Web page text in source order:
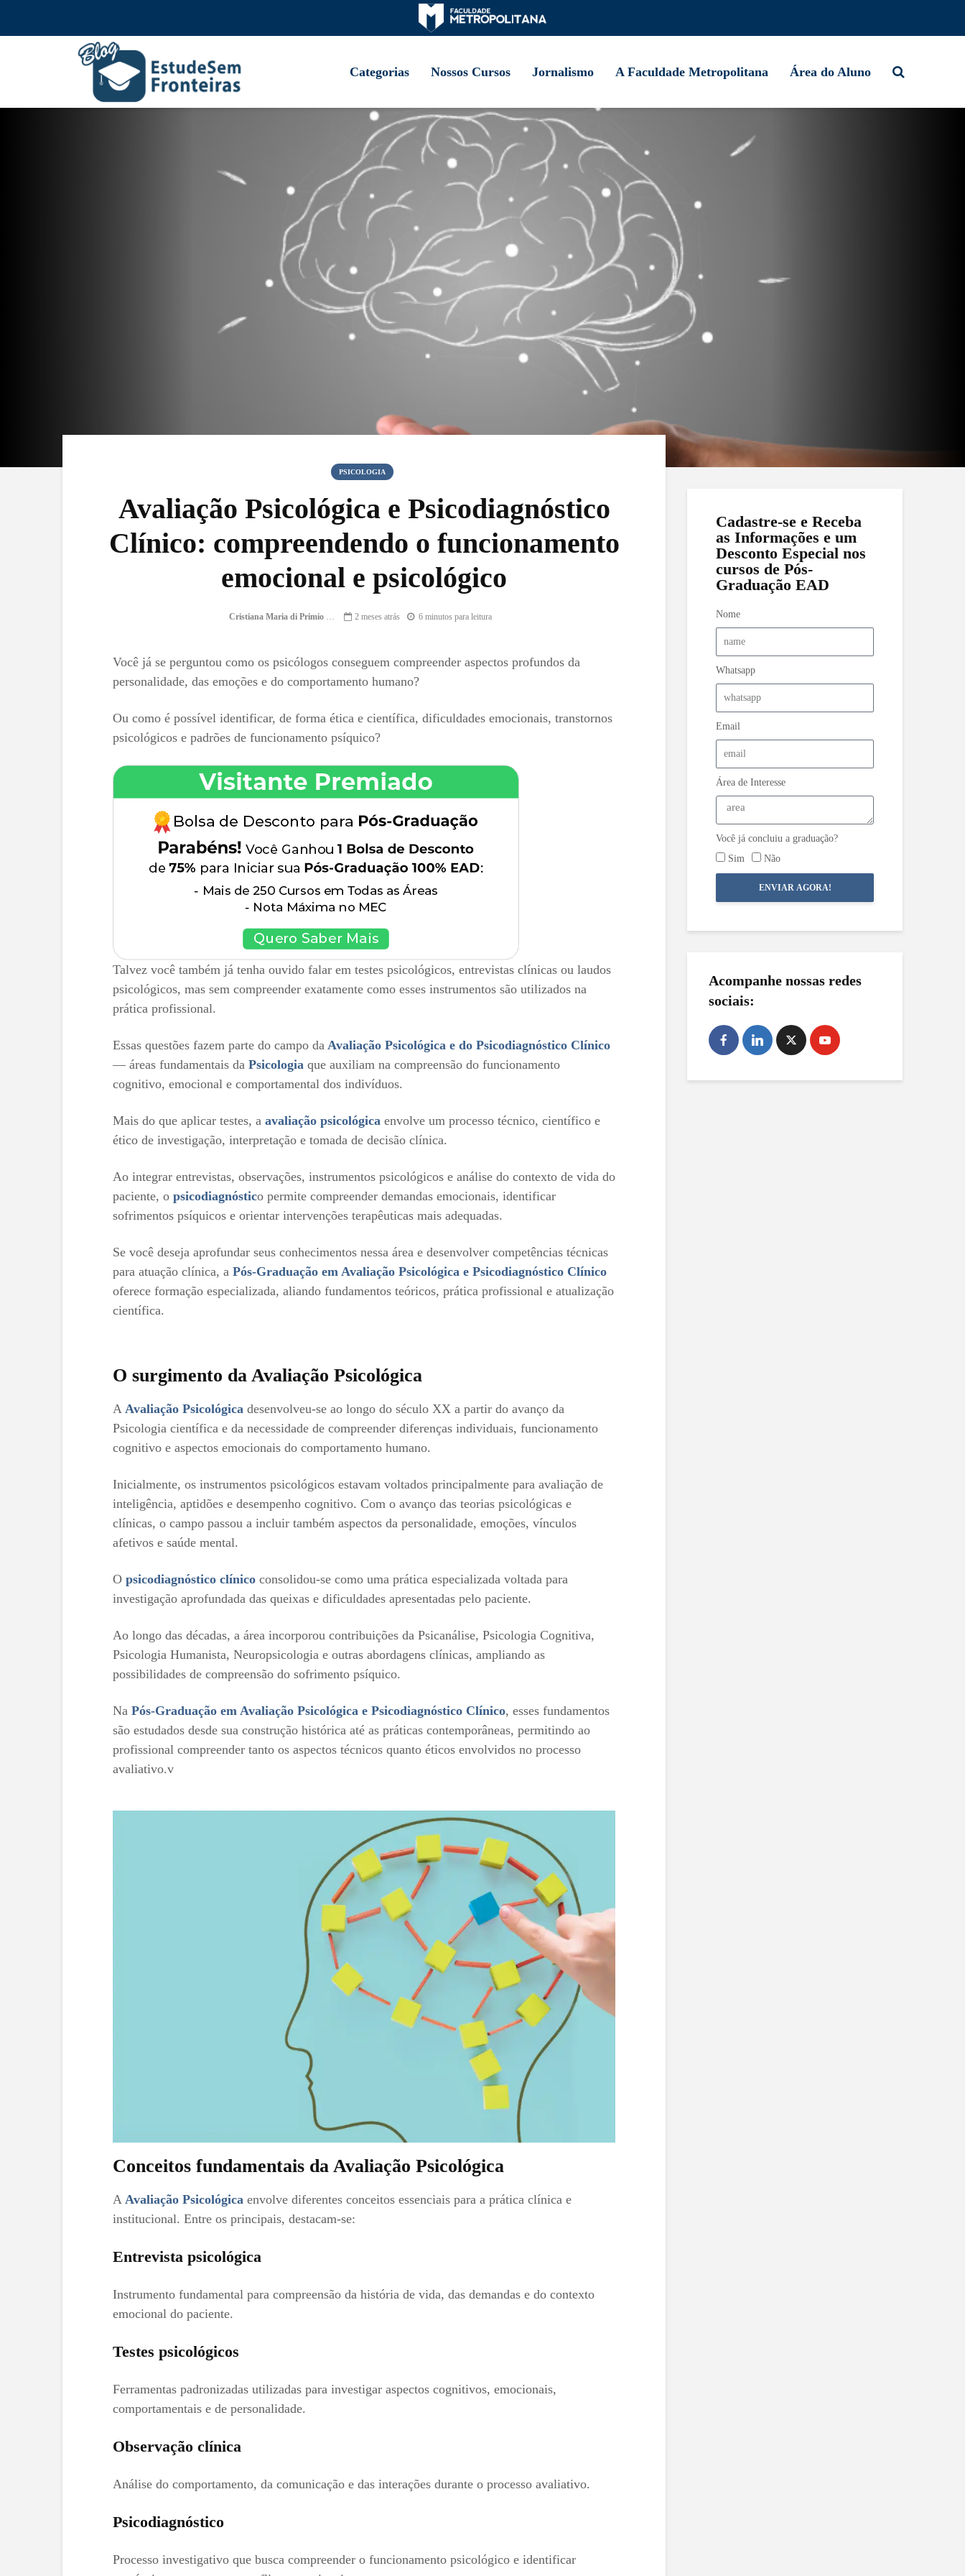
Categorias Nossos Cursos Jornalismo A Faculdade Metropolitana Área do Aluno
PSICOLOGIA
Avaliação Psicológica e Psicodiagnóstico
Clínico: compreendendo o funcionamento
emocional e psicológico
Cristiana Maria di Primio Gonçalves 2 meses atrás 6 minutos para leitura
Você já se perguntou como os psicólogos conseguem compreender aspectos profundos da
personalidade, das emoções e do comportamento humano?
Ou como é possível identificar, de forma ética e científica, dificuldades emocionais, transtornos
psicológicos e padrões de funcionamento psíquico?
Talvez você também já tenha ouvido falar em testes psicológicos, entrevistas clínicas ou laudos
psicológicos, mas sem compreender exatamente como esses instrumentos são utilizados na
prática profissional.
Essas questões fazem parte do campo da Avaliação Psicológica e do Psicodiagnóstico Clínico
— áreas fundamentais da Psicologia que auxiliam na compreensão do funcionamento
cognitivo, emocional e comportamental dos indivíduos.
Mais do que aplicar testes, a avaliação psicológica envolve um processo técnico, científico e
ético de investigação, interpretação e tomada de decisão clínica.
Ao integrar entrevistas, observações, instrumentos psicológicos e análise do contexto de vida do
paciente, o psicodiagnóstico permite compreender demandas emocionais, identificar
sofrimentos psíquicos e orientar intervenções terapêuticas mais adequadas.
Se você deseja aprofundar seus conhecimentos nessa área e desenvolver competências técnicas
para atuação clínica, a Pós-Graduação em Avaliação Psicológica e Psicodiagnóstico Clínico
oferece formação especializada, aliando fundamentos teóricos, prática profissional e atualização
científica.
O surgimento da Avaliação Psicológica
A Avaliação Psicológica desenvolveu-se ao longo do século XX a partir do avanço da
Psicologia científica e da necessidade de compreender diferenças individuais, funcionamento
cognitivo e aspectos emocionais do comportamento humano.
Inicialmente, os instrumentos psicológicos estavam voltados principalmente para avaliação de
inteligência, aptidões e desempenho cognitivo. Com o avanço das teorias psicológicas e
clínicas, o campo passou a incluir também aspectos da personalidade, emoções, vínculos
afetivos e saúde mental.
O psicodiagnóstico clínico consolidou-se como uma prática especializada voltada para
investigação aprofundada das queixas e dificuldades apresentadas pelo paciente.
Ao longo das décadas, a área incorporou contribuições da Psicanálise, Psicologia Cognitiva,
Psicologia Humanista, Neuropsicologia e outras abordagens clínicas, ampliando as
possibilidades de compreensão do sofrimento psíquico.
Na Pós-Graduação em Avaliação Psicológica e Psicodiagnóstico Clínico, esses fundamentos
são estudados desde sua construção histórica até as práticas contemporâneas, permitindo ao
profissional compreender tanto os aspectos técnicos quanto éticos envolvidos no processo
avaliativo.v
Conceitos fundamentais da Avaliação Psicológica
A Avaliação Psicológica envolve diferentes conceitos essenciais para a prática clínica e
institucional. Entre os principais, destacam-se:
Entrevista psicológica
Instrumento fundamental para compreensão da história de vida, das demandas e do contexto
emocional do paciente.
Testes psicológicos
Ferramentas padronizadas utilizadas para investigar aspectos cognitivos, emocionais,
comportamentais e de personalidade.
Observação clínica
Análise do comportamento, da comunicação e das interações durante o processo avaliativo.
Psicodiagnóstico
Processo investigativo que busca compreender o funcionamento psicológico e identificar
Cadastre-se e Receba
as Informações e um
Desconto Especial nos
cursos de Pós-
Graduação EAD
Nome
Whatsapp
Email
Área de Interesse
Você já concluiu a graduação?
Sim
Não
ENVIAR AGORA!
Acompanhe nossas redes
sociais: